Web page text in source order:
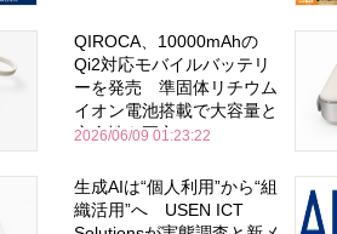
QIROCA、10000mAhの
Qi2対応モバイルバッテリ
ーを発売 準固体リチウム
イオン電池搭載で大容量と
安全性を両立
2026/06/09 01:23:22
生成AIは“個人利用”から“組
織活用”へ USEN ICT